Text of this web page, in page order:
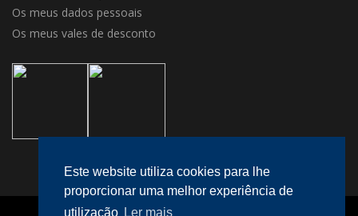
Este website utiliza cookies para lhe
proporcionar uma melhor experiência de
utilização Ler mais
Os meus dados pessoais
Os meus vales de desconto